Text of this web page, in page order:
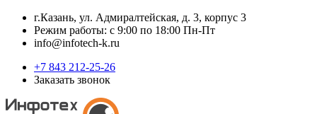
г.Казань, ул. Адмиралтейская, д. 3, корпус 3
Режим работы: с 9:00 по 18:00 Пн-Пт
info@infotech-k.ru
+7 843 212-25-26
Заказать звонок